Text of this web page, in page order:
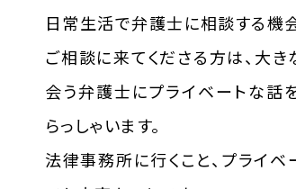
日常生活で弁護士に相談する機会
ご相談に来てくださる方は、大
会う弁護士にプライベートな話
らっしゃいます。
法律事務所に行くこと、プライ